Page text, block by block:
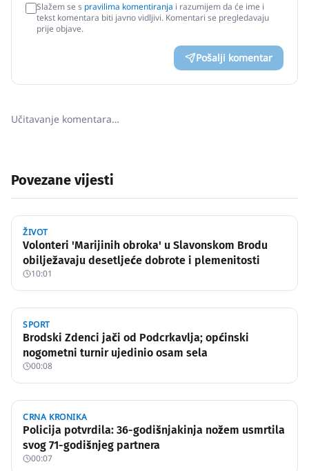
Slažem se s pravilima komentiranja i razumijem da će ime i
tekst komentara biti javno vidljivi. Komentari se pregledavaju
prije objave.
Pošalji komentar
Učitavanje komentara…
Povezane vijesti
ŽIVOT
Volonteri 'Marijinih obroka' u Slavonskom Brodu
obilježavaju desetljeće dobrote i plemenitosti
10:01
SPORT
Brodski Zdenci jači od Podcrkavlja; općinski
nogometni turnir ujedinio osam sela
00:08
CRNA KRONIKA
Policija potvrdila: 36-godišnjakinja nožem usmrtila
svog 71-godišnjeg partnera
00:07